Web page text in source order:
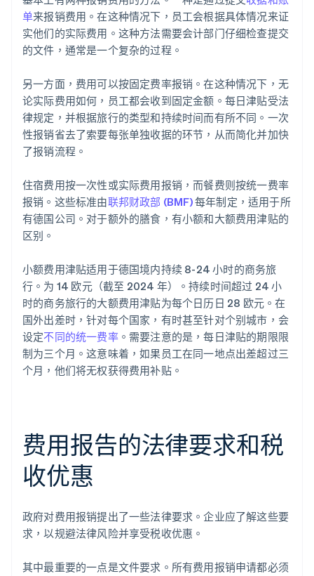
单来报销费用。在这种情况下，员工会根据具体情况来证
实他们的实际费用。这种方法需要会计部门仔细检查提交
的文件，通常是一个复杂的过程。
另一方面，费用可以按固定费率报销。在这种情况下，无
论实际费用如何，员工都会收到固定金额。每日津贴受法
律规定，并根据旅行的类型和持续时间而有所不同。一次
性报销省去了索要每张单独收据的环节，从而简化并加快
了报销流程。
住宿费用按一次性或实际费用报销，而餐费则按统一费率
报销。这些标准由联邦财政部 (BMF)每年制定，适用于所
有德国公司。对于额外的膳食，有小额和大额费用津贴的
区别。
小额费用津贴适用于德国境内持续 8-24 小时的商务旅
行。为 14 欧元（截至 2024 年）。持续时间超过 24 小
时的商务旅行的大额费用津贴为每个日历日 28 欧元。在
国外出差时，针对每个国家，有时甚至针对个别城市，会
设定不同的统一费率。需要注意的是，每日津贴的期限限
制为三个月。这意味着，如果员工在同一地点出差超过三
个月，他们将无权获得费用补贴。
费用报告的法律要求和税
收优惠
政府对费用报销提出了一些法律要求。企业应了解这些要
求，以规避法律风险并享受税收优惠。
其中最重要的一点是文件要求。所有费用报销申请都必须